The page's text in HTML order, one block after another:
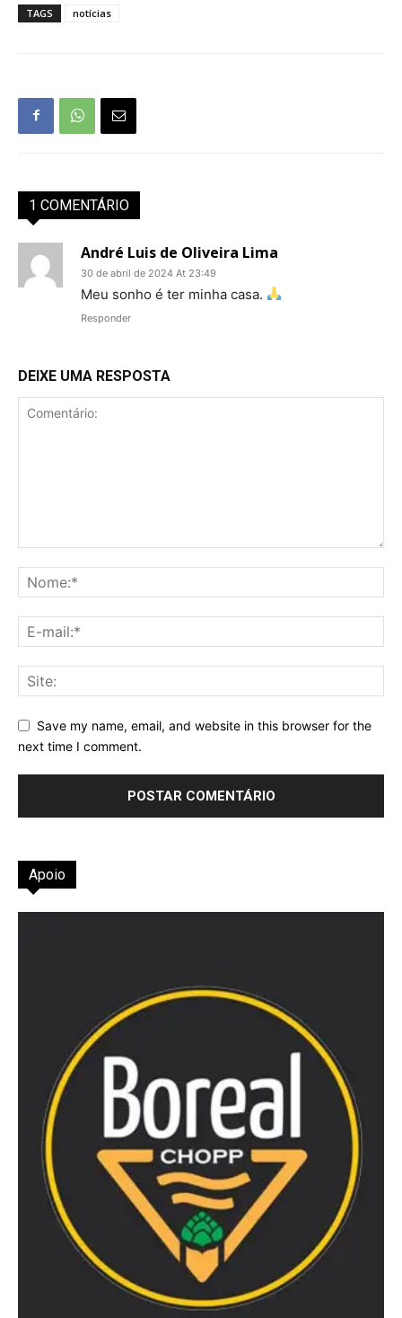
TAGS notícias
1 COMENTÁRIO
André Luis de Oliveira Lima
30 de abril de 2024 At 23:49
Meu sonho é ter minha casa.
Responder
DEIXE UMA RESPOSTA
Save my name, email, and website in this browser for the
next time I comment.
Apoio